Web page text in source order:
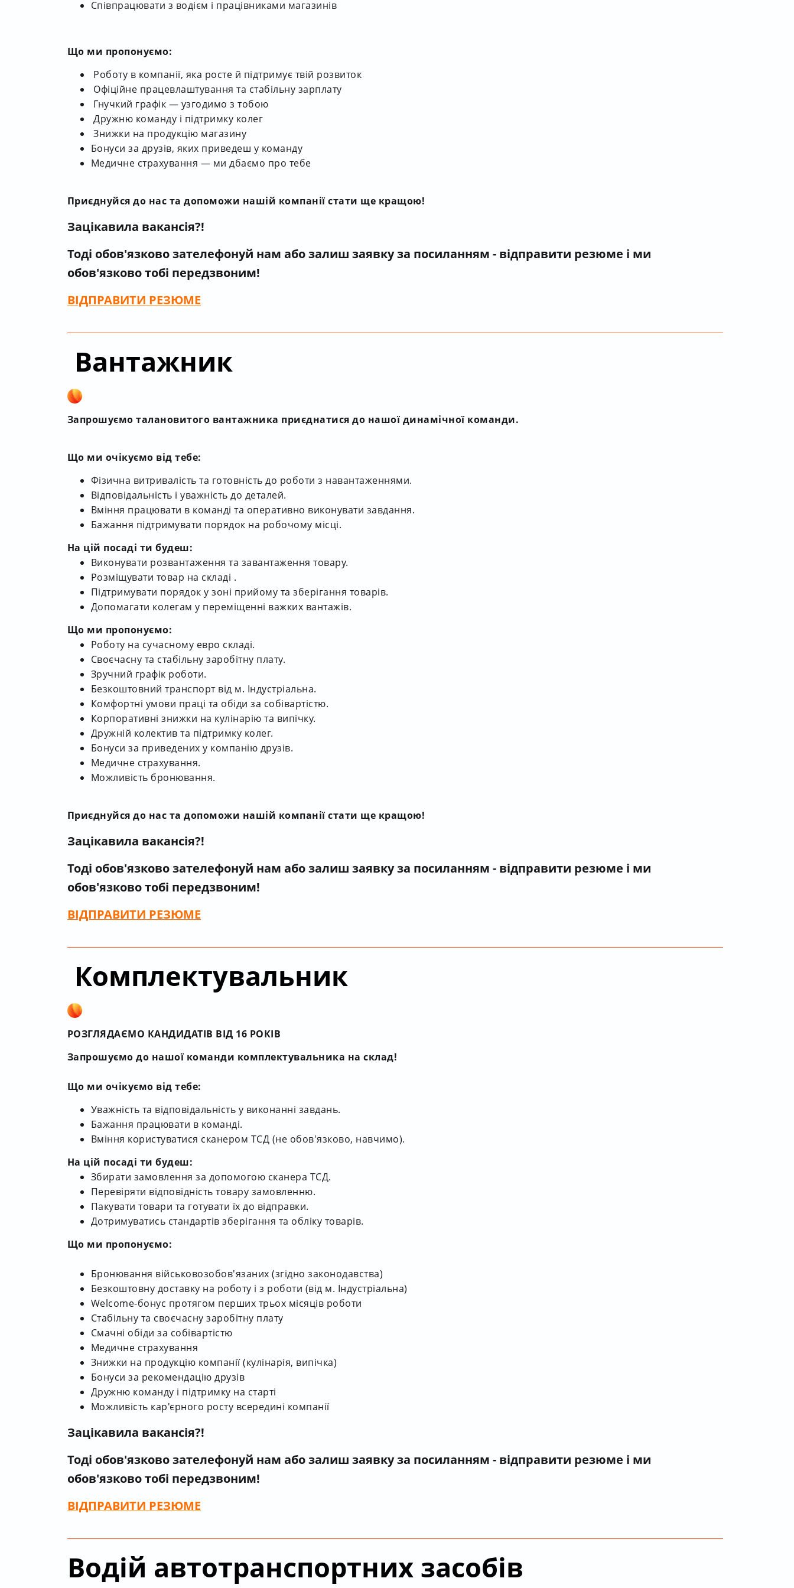
Співпрацювати з водієм і працівниками магазинів
Що ми пропонуємо:
Роботу в компанії, яка росте й підтримує твій розвиток
Офіційне працевлаштування та стабільну зарплату
Гнучкий графік — узгодимо з тобою
Дружню команду і підтримку колег
Знижки на продукцію магазину
Бонуси за друзів, яких приведеш у команду
Медичне страхування — ми дбаємо про тебе
Приєднуйся до нас та допоможи нашій компанії стати ще кращою!
Зацікавила вакансія?!
Тоді обов'язково зателефонуй нам або залиш заявку за посиланням - відправити резюме і ми
обов'язково тобі передзвоним!
ВІДПРАВИТИ РЕЗЮМЕ
Вантажник
Запрошуємо талановитого вантажника приєднатися до нашої динамічної команди.
Що ми очікуємо від тебе:
Фізична витривалість та готовність до роботи з навантаженнями.
Відповідальність і уважність до деталей.
Вміння працювати в команді та оперативно виконувати завдання.
Бажання підтримувати порядок на робочому місці.
На цій посаді ти будеш:
Виконувати розвантаження та завантаження товару.
Розміщувати товар на складі .
Підтримувати порядок у зоні прийому та зберігання товарів.
Допомагати колегам у переміщенні важких вантажів.
Що ми пропонуємо:
Роботу на сучасному евро складі.
Своєчасну та стабільну заробітну плату.
Зручний графік роботи.
Безкоштовний транспорт від м. Індустріальна.
Комфортні умови праці та обіди за собівартістю.
Корпоративні знижки на кулінарію та випічку.
Дружній колектив та підтримку колег.
Бонуси за приведених у компанію друзів.
Медичне страхування.
Можливість бронювання.
Приєднуйся до нас та допоможи нашій компанії стати ще кращою!
Зацікавила вакансія?!
Тоді обов'язково зателефонуй нам або залиш заявку за посиланням - відправити резюме і ми
обов'язково тобі передзвоним!
ВІДПРАВИТИ РЕЗЮМЕ
Комплектувальник
РОЗГЛЯДАЄМО КАНДИДАТІВ ВІД 16 РОКІВ
Запрошуємо до нашої команди комплектувальника на склад!
Що ми очікуємо від тебе:
Уважність та відповідальність у виконанні завдань.
Бажання працювати в команді.
Вміння користуватися сканером ТСД (не обов'язково, навчимо).
На цій посаді ти будеш:
Збирати замовлення за допомогою сканера ТСД.
Перевіряти відповідність товару замовленню.
Пакувати товари та готувати їх до відправки.
Дотримуватись стандартів зберігання та обліку товарів.
Що ми пропонуємо:
Бронювання військовозобов'язаних (згідно законодавства)
Безкоштовну доставку на роботу і з роботи (від м. Індустріальна)
Welcome-бонус протягом перших трьох місяців роботи
Стабільну та своєчасну заробітну плату
Смачні обіди за собівартістю
Медичне страхування
Знижки на продукцію компанії (кулінарія, випічка)
Бонуси за рекомендацію друзів
Дружню команду і підтримку на старті
Можливість кар'єрного росту всередині компанії
Зацікавила вакансія?!
Тоді обов'язково зателефонуй нам або залиш заявку за посиланням - відправити резюме і ми
обов'язково тобі передзвоним!
ВІДПРАВИТИ РЕЗЮМЕ
Водій автотранспортних засобів